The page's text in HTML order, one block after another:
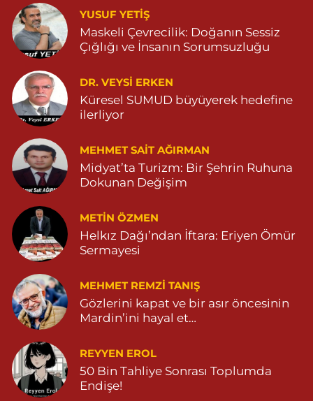
Ömerli Eczanesi
YENİ MAHALLE HASTANE CADDESİ 3086 SOKAK NO:7 2
04825413333
0 (482) 541 33 33 Yol Tarifi Al
Büşra Eczanesi
SAĞLIK OCAĞI YANI 04823812379
0 (482) 381 23 79 Yol Tarifi Al
Yavuz Eczanesi
MARDİN CADDE NO:20A 04825712234
0 (482) 571 22 34 Yol Tarifi Al
YUSUF YETİŞ
Maskeli Çevrecilik: Doğanın Sessiz
Çığlığı ve İnsanın Sorumsuzluğu
DR. VEYSI ERKEN
Küresel SUMUD büyüyerek hedefine
ilerliyor
MEHMET SAIT AĞIRMAN
Midyat’ta Turizm: Bir Şehrin Ruhuna
Dokunan Değişim
METIN ÖZMEN
Helkız Dağı’ndan İftara: Eriyen Ömür
Sermayesi
MEHMET REMZI TANIŞ
Gözlerini kapat ve bir asır öncesinin
Mardin’ini hayal et…
REYYEN EROL
50 Bin Tahliye Sonrası Toplumda
Endişe!